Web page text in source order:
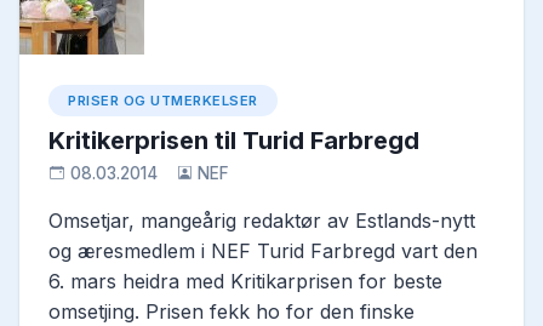
PRISER OG UTMERKELSER
Kritikerprisen til Turid Farbregd
08.03.2014 NEF
Omsetjar, mangeårig redaktør av Estlands-nytt
og æresmedlem i NEF Turid Farbregd vart den
6. mars heidra med Kritikarprisen for beste
omsetjing. Prisen fekk ho for den finske